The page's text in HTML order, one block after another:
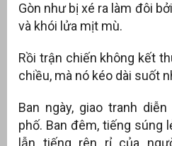
Gòn như bị xé ra làm đôi
và khói lửa mịt mù.
Rồi trận chiến không kết
chiều, mà nó kéo dài suốt
Ban ngày, giao tranh
phố. Ban đêm, tiếng súng
lẫn tiếng rên rỉ của